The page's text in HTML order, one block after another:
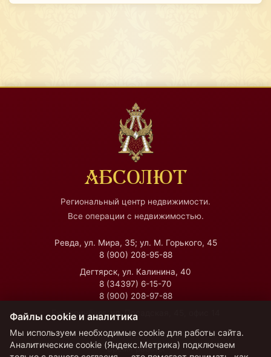
АБСОЛЮТ
Региональный центр недвижимости.
Все операции с недвижимостью.
Ревда, ул. Мира, 35; ул. М. Горького, 45
8 (900) 208-95-88
Дегтярск, ул. Калинина, 40
8 (34397) 6-15-70
8 (900) 208-97-88
Екатеринбург, ул. Посадская, 45, офис 14
Время работы
Файлы cookie и аналитика
Мы используем необходимые cookie для работы сайта.
Аналитические cookie (Яндекс.Метрика) подключаем